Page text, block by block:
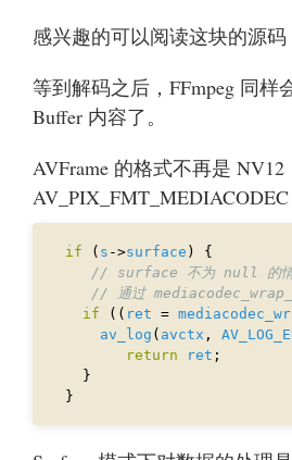
感兴趣的可以阅读这块的源码
等到解码之后，FFmpeg 同样
Buffer 内容了。
AVFrame 的格式不再是
if ( s ->surface
if (( ret =
av_log ( avctx ,
return
ret